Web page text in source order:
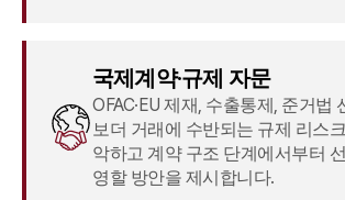
국제계약·규제 자문
OFAC·EU 제재, 수출통제, 준거법
보더 거래에 수반되는 규제 리스
악하고 계약 구조 단계에서부터
영할 방안을 제시합니다.